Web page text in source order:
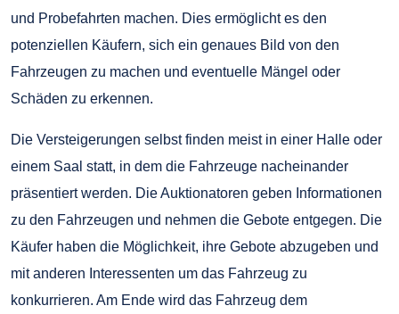
und Probefahrten machen. Dies ermöglicht es den
potenziellen Käufern, sich ein genaues Bild von den
Fahrzeugen zu machen und eventuelle Mängel oder
Schäden zu erkennen.
Die Versteigerungen selbst finden meist in einer Halle oder
einem Saal statt, in dem die Fahrzeuge nacheinander
präsentiert werden. Die Auktionatoren geben Informationen
zu den Fahrzeugen und nehmen die Gebote entgegen. Die
Käufer haben die Möglichkeit, ihre Gebote abzugeben und
mit anderen Interessenten um das Fahrzeug zu
konkurrieren. Am Ende wird das Fahrzeug dem